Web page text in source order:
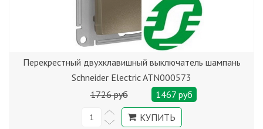
Перекрестный двухклавишный выключатель шампань
Schneider Electric ATN000573
1726 руб
1467 руб